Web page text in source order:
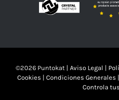
©2026 Puntokat | Aviso Legal |
Cookies | Condiciones Generales |
Controla